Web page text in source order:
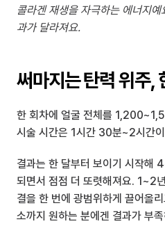
콜라겐 재생을 자극하는 에너지
과가 달라져요.
써마지는 탄력 위주,
한 회차에 얼굴 전체를
시술 시간은 1시간 30분~2시간
결과는 한 달부터 보이기 시작해
되면서 점점 더 또렷해져요. 1~2
결을 한 번에 광범위하게 끌어올
소까지 원하는 분에겐 결과가 부